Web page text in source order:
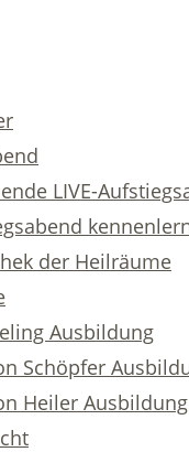
LIVE-
der Heilräume
Ausbildung
Schöpfer
Heiler Ausbildung